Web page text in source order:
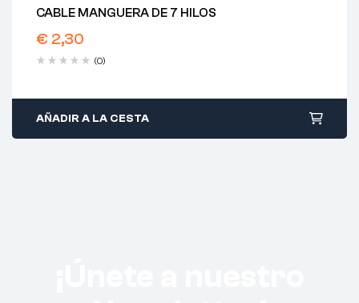
CABLE MANGUERA DE 7 HILOS
€ 2,30
(0)
AÑADIR A LA CESTA